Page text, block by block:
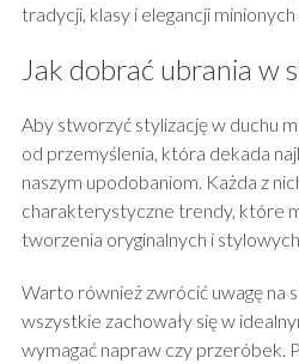
tradycji, klasy i elegancji minionych
Jak dobrać ubrania w
Aby stworzyć stylizację w duchu
od przemyślenia, która dekada
naszym upodobaniom. Każda z
charakterystyczne trendy, które
tworzenia oryginalnych i
Warto również zwrócić uwagę na
wszystkie zachowały się w
wymagać napraw czy przeróbek.